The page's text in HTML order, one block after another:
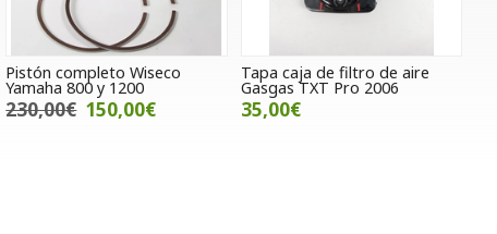
Pistón completo Wiseco
Yamaha 800 y 1200
230,00€ 150,00€
Tapa caja de filtro de aire
Gasgas TXT Pro 2006
35,00€